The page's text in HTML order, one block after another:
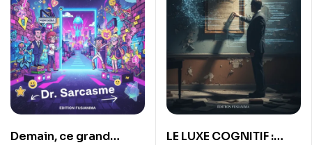
Demain, ce grand
LE LUXE COGNITIF :